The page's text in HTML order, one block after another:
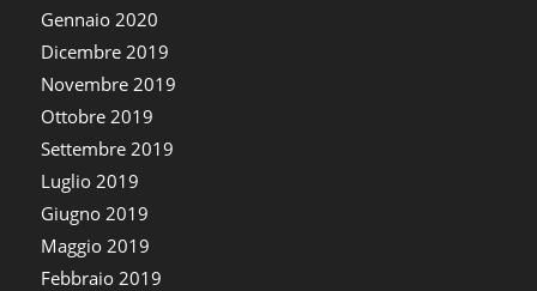
Gennaio 2020
Dicembre 2019
Novembre 2019
Ottobre 2019
Settembre 2019
Luglio 2019
Giugno 2019
Maggio 2019
Febbraio 2019